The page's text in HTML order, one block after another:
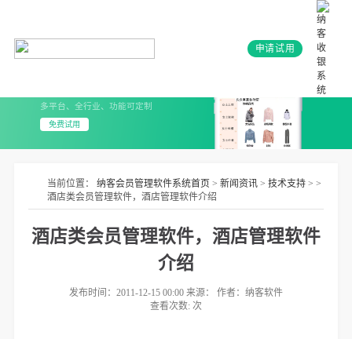
申请试用
多平台、全行业、功能可定制
免费试用
当前位置： 纳客会员管理软件系统首页> 新闻资讯> 技术支持> >
酒店类会员管理软件，酒店管理软件介绍
酒店类会员管理软件，酒店管理软件
介绍
发布时间：2011-12-15 00:00 来源： 作者：纳客软件
查看次数: 次